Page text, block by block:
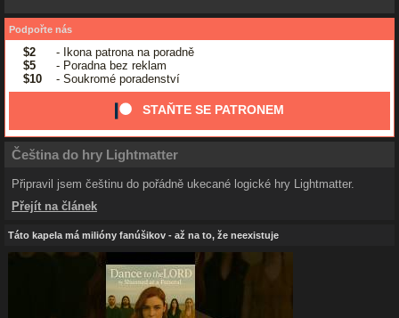
Podpořte nás
$2
- Ikona patrona na poradně
$5
- Poradna bez reklam
$10
- Soukromé poradenství
STAŇTE SE PATRONEM
Čeština do hry Lightmatter
Připravil jsem češtinu do pořádně ukecané logické hry Lightmatter.
Přejít na článek
Táto kapela má milióny fanúšikov - až na to, že neexistuje